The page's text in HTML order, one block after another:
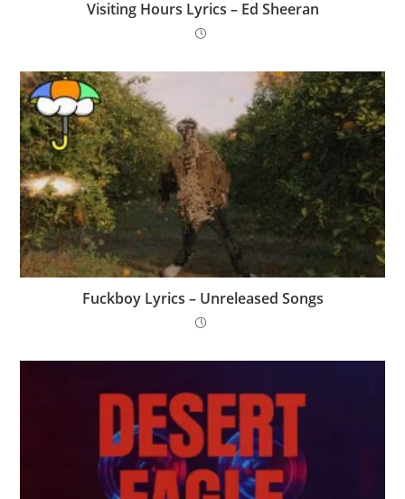
Visiting Hours Lyrics – Ed Sheeran
Fuckboy Lyrics – Unreleased Songs